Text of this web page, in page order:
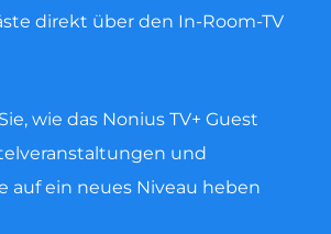
direkt über den In-Room-TV
wie das Nonius TV+ Guest
und
auf ein neues Niveau heben